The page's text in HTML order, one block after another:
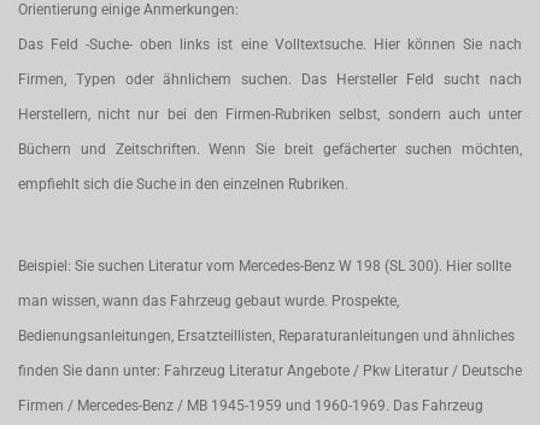
Orientierung einige Anmerkungen:
Das Feld -Suche- oben links ist eine Volltextsuche. Hier können Sie nach
Firmen, Typen oder ähnlichem suchen. Das Hersteller Feld sucht nach
Herstellern, nicht nur bei den Firmen-Rubriken selbst, sondern auch unter
Büchern und Zeitschriften. Wenn Sie breit gefächerter suchen möchten,
empfiehlt sich die Suche in den einzelnen Rubriken.
Beispiel: Sie suchen Literatur vom Mercedes-Benz W 198 (SL 300). Hier sollte
man wissen, wann das Fahrzeug gebaut wurde. Prospekte,
Bedienungsanleitungen, Ersatzteillisten, Reparaturanleitungen und ähnliches
finden Sie dann unter: Fahrzeug Literatur Angebote / Pkw Literatur / Deutsche
Firmen / Mercedes-Benz / MB 1945-1959 und 1960-1969. Das Fahrzeug